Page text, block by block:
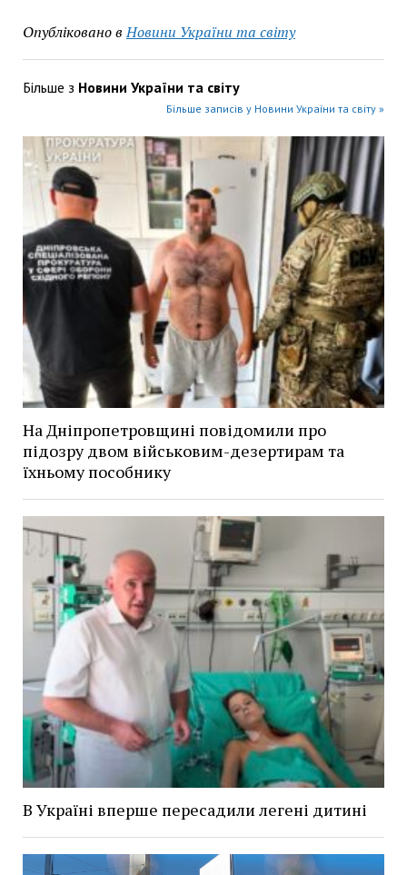
Опубліковано в Новини України та світу
Більше з Новини України та світу
Більше записів у Новини України та світу »
На Дніпропетровщині повідомили про
підозру двом військовим-дезертирам та
їхньому пособнику
В Україні вперше пересадили легені дитині